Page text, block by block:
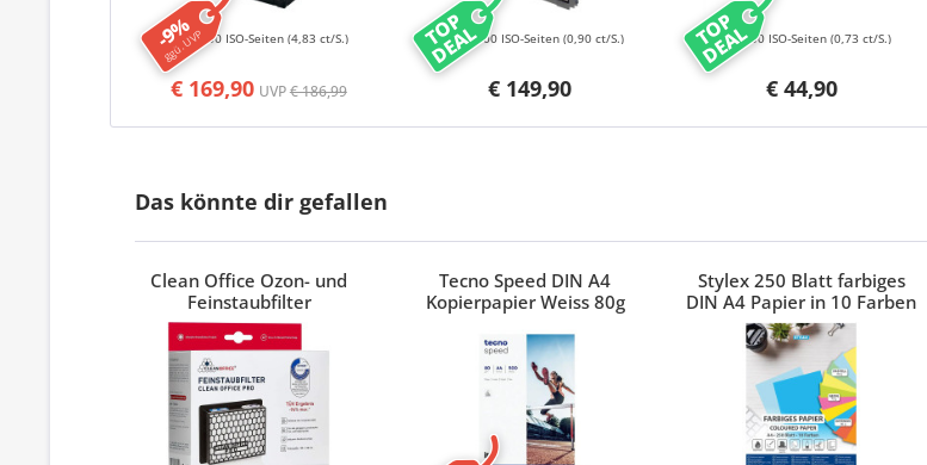
-9%
ggü. UVP
€ 169,90 UVP€ 186,99
3500 ISO-Seiten(4,83 ct/S.) TOP
DEAL
€ 149,90
16500 ISO-Seiten (0,90 ct/S.) TOP
DEAL
€ 44,90
6000 ISO-Seiten(0,73 ct/S.)
Das könnte dir gefallen
Clean Office Ozon- und
Feinstaubfilter
Tecno Speed DIN A4
Kopierpapier Weiss 80g
Stylex 250 Blatt farbiges
DIN A4 Papier in 10 Farben